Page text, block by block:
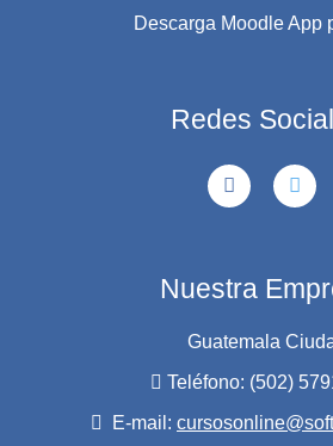
Descarga Moodle App
Redes
Nuestra
Guatemala
Teléfono: (502)
E-mail: